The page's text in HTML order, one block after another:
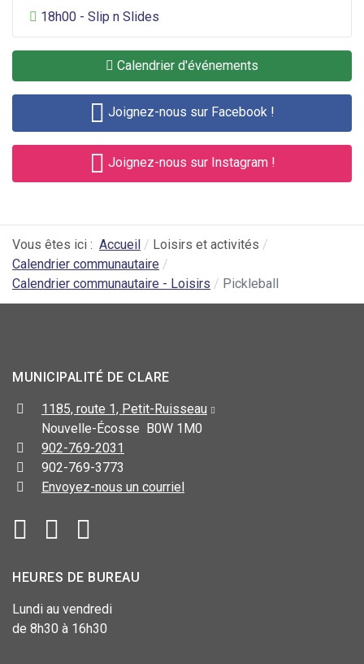
Divertissement général
18h00 - Slip n Slides
Calendrier d'événements
Joignez-nous sur Facebook !
Joignez-nous sur Instagram !
Vous êtes ici : Accueil
Loisirs et activités
Calendrier communautaire
Calendrier communautaire - Loisirs
Pickleball
MUNICIPALITÉ DE CLARE
1185, route 1, Petit-Ruisseau
Nouvelle-Écosse B0W 1M0
902-769-2031
902-769-3773
Envoyez-nous un courriel
HEURES DE BUREAU
Lundi au vendredi
de 8h30 à 16h30